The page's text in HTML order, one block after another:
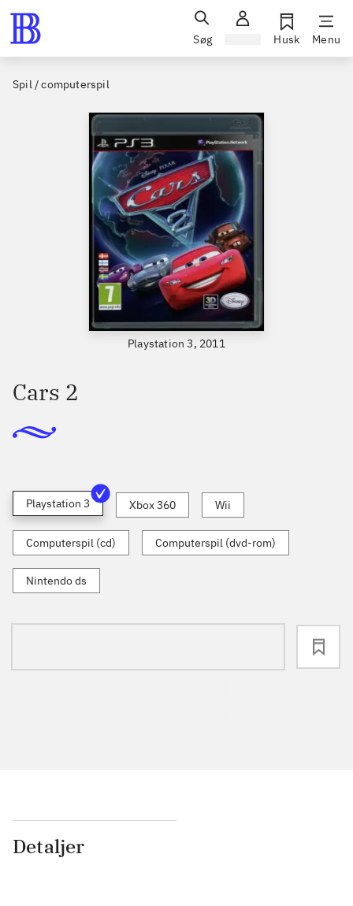
Søg Husk Menu
Spil / computerspil
Playstation 3, 2011
Cars 2
Playstation 3 Xbox 360 Wii
Computerspil (cd) Computerspil (dvd-rom)
Nintendo ds
Detaljer